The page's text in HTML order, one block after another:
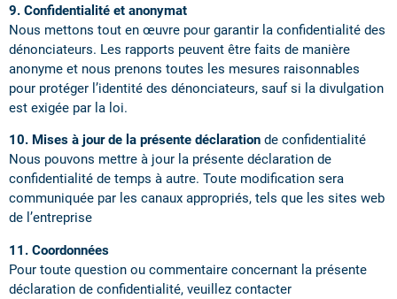
9. Confidentialité et anonymat
Nous mettons tout en œuvre pour garantir la confidentialité des
dénonciateurs. Les rapports peuvent être faits de manière
anonyme et nous prenons toutes les mesures raisonnables
pour protéger l’identité des dénonciateurs, sauf si la divulgation
est exigée par la loi.
10. Mises à jour de la présente déclaration de confidentialité
Nous pouvons mettre à jour la présente déclaration de
confidentialité de temps à autre. Toute modification sera
communiquée par les canaux appropriés, tels que les sites web
de l’entreprise
11. Coordonnées
Pour toute question ou commentaire concernant la présente
déclaration de confidentialité, veuillez contacter